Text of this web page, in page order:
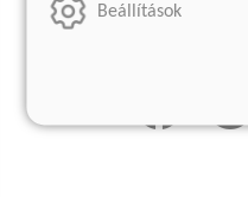
Szállítási információk
Beállítások